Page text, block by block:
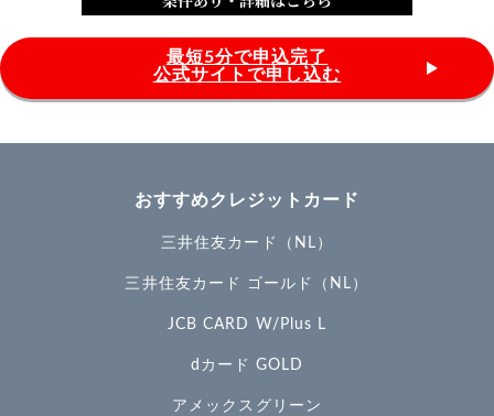
最短5分で申込完了
公式サイトで申し込む
おすすめクレジットカード
三井住友カード（NL）
三井住友カード ゴールド（NL）
JCB CARD W/Plus L
dカード GOLD
アメックスグリーン